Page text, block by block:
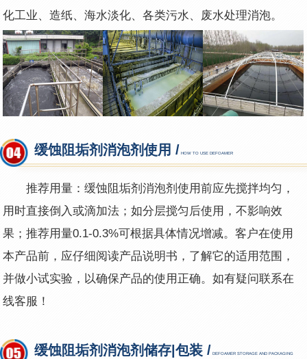
化工业、造纸、海水淡化、各类污水、废水处理消泡。
缓蚀阻垢剂消泡剂使用 / HOW TO USE DEFOAMER
推荐用量：缓蚀阻垢剂消泡剂使用前应先搅拌均匀，
用时直接倒入或滴加法；如分层搅匀后使用，不影响效
果；推荐用量0.1-0.3%可根据具体情况增减。客户在使用
本产品前，应仔细阅读产品说明书，了解它的适用范围，
并做小试实验，以确保产品的使用正确。如有疑问联系在
线客服！
缓蚀阻垢剂消泡剂储存|包装 / DEFOAMER STORAGE AND PACKAGING